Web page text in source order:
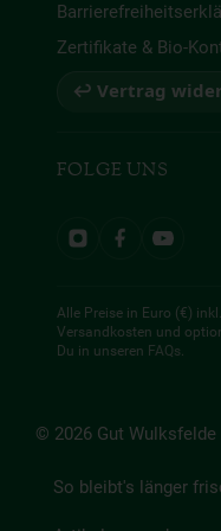
Zertifikate & Bio-
↩ Vertrag
FOLGE UNS
Alle Preise in Euro (€)
Versandkosten und
Du in unseren FAQs.
© 2026 Gut
So bleibt's länger